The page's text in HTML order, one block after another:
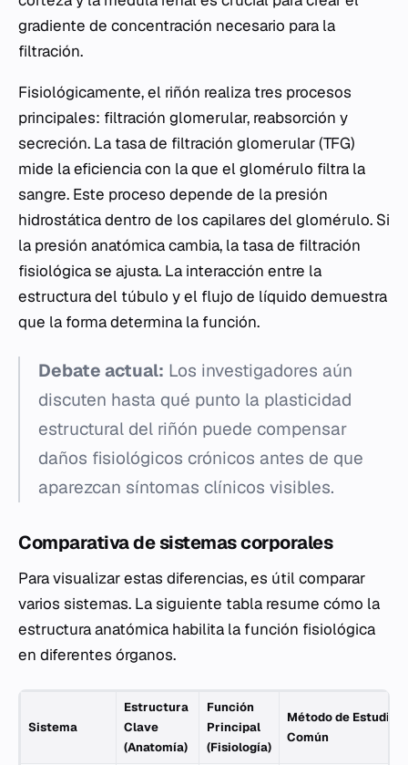
gradiente de concentración necesario para la
filtración.
Fisiológicamente, el riñón realiza tres procesos
principales: filtración glomerular, reabsorción y
secreción. La tasa de filtración glomerular (TFG)
mide la eficiencia con la que el glomérulo filtra la
sangre. Este proceso depende de la presión
hidrostática dentro de los capilares del glomérulo. Si
la presión anatómica cambia, la tasa de filtración
fisiológica se ajusta. La interacción entre la
estructura del túbulo y el flujo de líquido demuestra
que la forma determina la función.
Debate actual: Los investigadores aún
discuten hasta qué punto la plasticidad
estructural del riñón puede compensar
daños fisiológicos crónicos antes de que
aparezcan síntomas clínicos visibles.
Comparativa de sistemas corporales
Para visualizar estas diferencias, es útil comparar
varios sistemas. La siguiente tabla resume cómo la
estructura anatómica habilita la función fisiológica
en diferentes órganos.
Sistema
Estructura
Clave
(Anatomía)
Función
Principal
(Fisiología)
Método de Estudio
Común